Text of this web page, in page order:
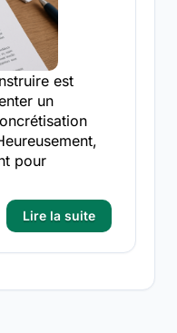
est
un
pour
Lire la suite